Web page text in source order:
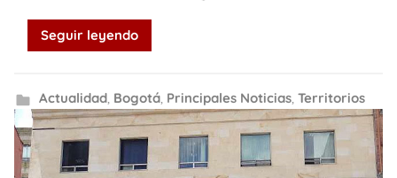
Seguir leyendo
Actualidad, Bogotá, Principales Noticias, Territorios